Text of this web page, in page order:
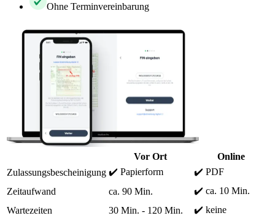
Ohne Terminvereinbarung
Vor Ort
Online
Zulassungsbescheinigung ✔️ Papierform
✔️ PDF
Zeitaufwand
ca. 90 Min.
✔️ ca. 10 Min.
Wartezeiten
30 Min. - 120 Min. ✔️ keine